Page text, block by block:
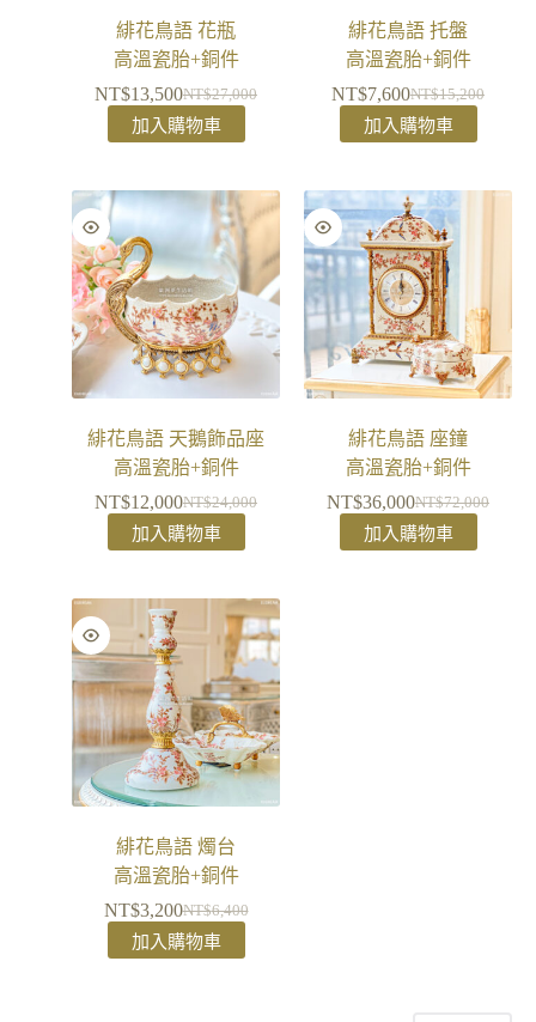
緋花鳥語 花瓶
高溫瓷胎+銅件
NT$27,000
NT$13,500
加入購物車
緋花鳥語 托盤
高溫瓷胎+銅件
NT$15,200
NT$7,600
加入購物車
緋花鳥語 天鵝飾品座
高溫瓷胎+銅件
NT$24,000
NT$12,000
加入購物車
緋花鳥語 座鐘
高溫瓷胎+銅件
NT$72,000
NT$36,000
加入購物車
緋花鳥語 燭台
高溫瓷胎+銅件
NT$6,400
NT$3,200
加入購物車